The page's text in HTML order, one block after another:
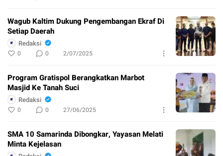
Wagub Kaltim Dukung Pengembangan Ekraf Di
Setiap Daerah
Redaksi
0 0 2/07/2025
Program Gratispol Berangkatkan Marbot
Masjid Ke Tanah Suci
Redaksi
0 0 27/06/2025
SMA 10 Samarinda Dibongkar, Yayasan Melati
Minta Kejelasan